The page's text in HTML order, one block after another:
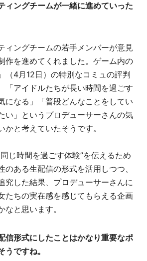
ィングチームが一緒に進めていった
ィングチームの若手メンバーが意見
作を進めてくれました。ゲーム内の
（4月12日）の特別なコミュの評判
「アイドルたちが長い時間を過ごす
になる」「普段どんなことをしてい
い」というプロデューサーさんの気
かと考えていたそうです。
じ時間を過ごす体験”を伝えるため
のある生配信の形式を活用しつつ、
究した結果、プロデューサーさんに
たちの実在感を感じてもらえる企画
なと思います。
形式にしたことはかなり重要なポ
うですね。